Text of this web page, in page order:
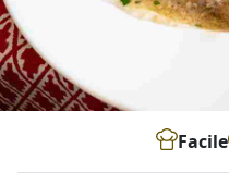
Facile